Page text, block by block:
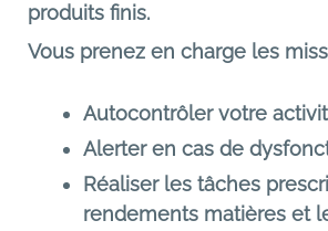
produits finis.
Vous prenez en charge les
Autocontrôler votre
Alerter en cas de
Réaliser les tâches
rendements matières et